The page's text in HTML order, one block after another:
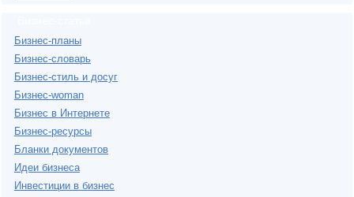
Бизнес-планы
Бизнес-словарь
Бизнес-стиль и досуг
Бизнес-woman
Бизнес в Интернете
Бизнес-ресурсы
Бланки документов
Идеи бизнеса
Инвестиции в бизнес